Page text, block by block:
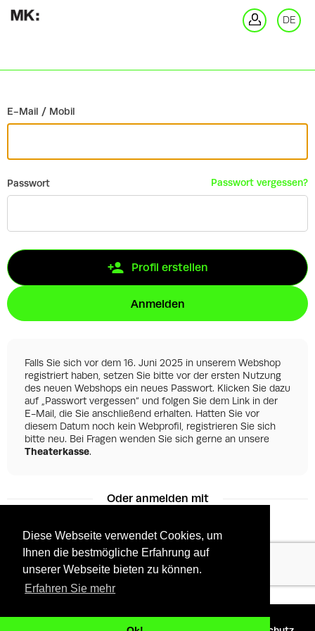
Diese Webseite verwendet Cookies, um
Ihnen die bestmögliche Erfahrung auf
unserer Webseite bieten zu können.
Erfahren Sie mehr
DE
E-Mail / Mobil
Passwort Passwort vergessen?
Profil erstellen
Anmelden
Falls Sie sich vor dem 16. Juni 2025 in unserem Webshop
registriert haben, setzen Sie bitte vor der ersten Nutzung
des neuen Webshops ein neues Passwort. Klicken Sie dazu
auf „Passwort vergessen“ und folgen Sie dem Link in der
E-Mail, die Sie anschließend erhalten. Hatten Sie vor
diesem Datum noch kein Webprofil, registrieren Sie sich
bitte neu. Bei Fragen wenden Sie sich gerne an unsere
Theaterkasse.
Oder anmelden mit
Facebook